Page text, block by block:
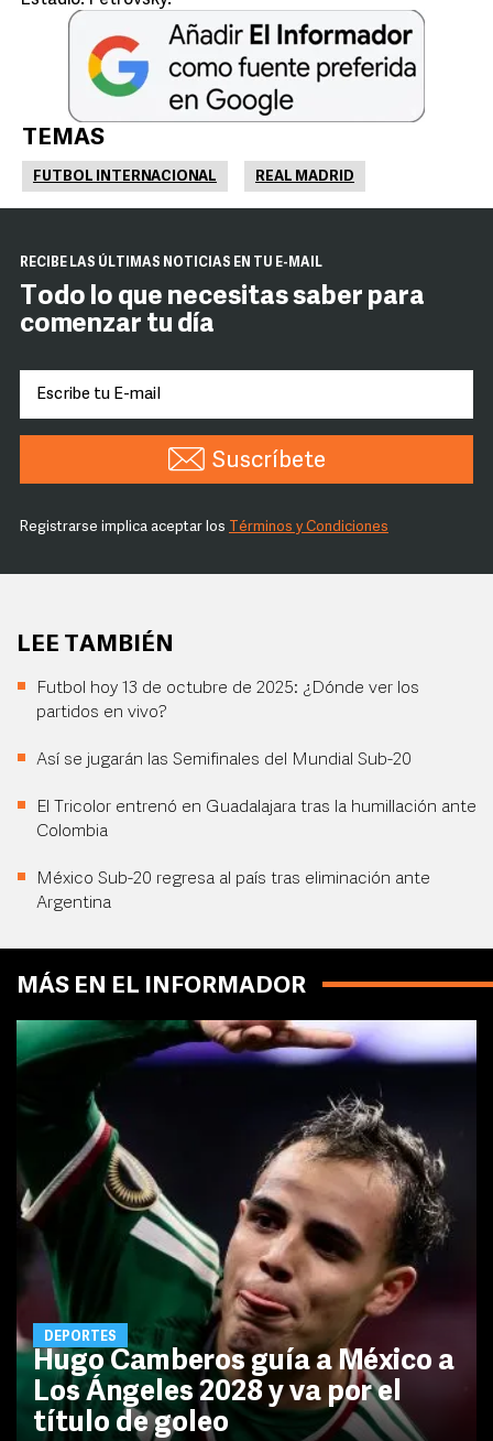
TEMAS
FUTBOL INTERNACIONAL REAL MADRID
RECIBE LAS ÚLTIMAS NOTICIAS EN TU E-MAIL
Todo lo que necesitas saber para
comenzar tu día
Suscríbete
Registrarse implica aceptar los Términos y Condiciones
LEE TAMBIÉN
Futbol hoy 13 de octubre de 2025: ¿Dónde ver los
partidos en vivo?
Así se jugarán las Semifinales del Mundial Sub-20
El Tricolor entrenó en Guadalajara tras la humillación ante
Colombia
México Sub-20 regresa al país tras eliminación ante
Argentina
MÁS EN EL INFORMADOR
DEPORTES
Hugo Camberos guía a México a
Los Ángeles 2028 y va por el
título de goleo